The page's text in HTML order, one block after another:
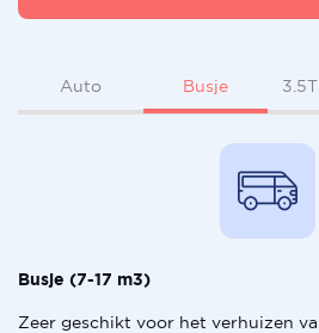
Auto Busje
Busje (7-17 m3)
Zeer geschikt voor het verhuizen